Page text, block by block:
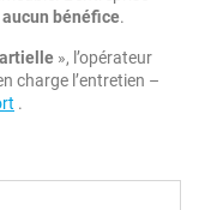
bénéfice.
», l’opérateur
charge l’entretien –
.